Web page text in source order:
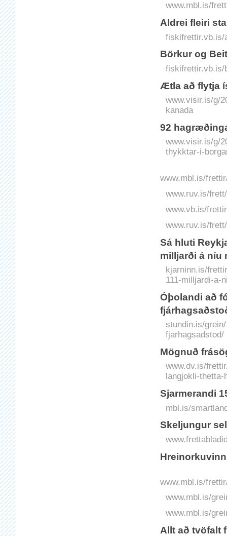
www.mbl.is/
Aldrei fleiri
fiskifrettir.vb.is/
Börkur og
fiskifrettir.vb.is/
Ætla að flytja
www.visir.is/g/
kanada
92
www.visir.is/g/
thykktar-i-
www.mbl.is/
www.ruv.is/
www.vb.is/
www.ruv.is/
Sá hluti
milljarði á níu
kjarninn.is/
111-milljardi-a-
Óþolandi að
stundin.is/
fjarhagsadstod/
Mögnuð
www.dv.is/
langjokli-
Sjarmerandi
mbl.is/
Skeljungur
www.mbl.is/
www.mbl.is/
www.mbl.is/
Allt að tvöfalt